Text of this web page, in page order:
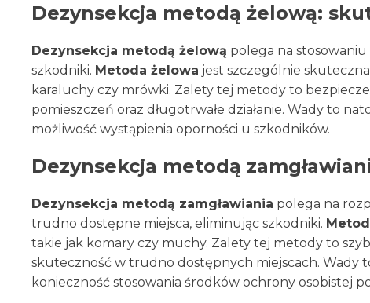
Dezynsekcja metodą żelową:
Dezynsekcja metodą żelową polega na
szkodniki. Metoda żelowa jest szczególnie
karaluchy czy mrówki. Zalety tej metody to
pomieszczeń oraz długotrwałe działanie. Wady to
możliwość wystąpienia oporności u szkodników.
Dezynsekcja metodą
Dezynsekcja metodą zamgławiania polega na
trudno dostępne miejsca, eliminując szkodniki.
takie jak komary czy muchy. Zalety tej metody to
skuteczność w trudno dostępnych miejscach. Wady
konieczność stosowania środków ochrony osobistej